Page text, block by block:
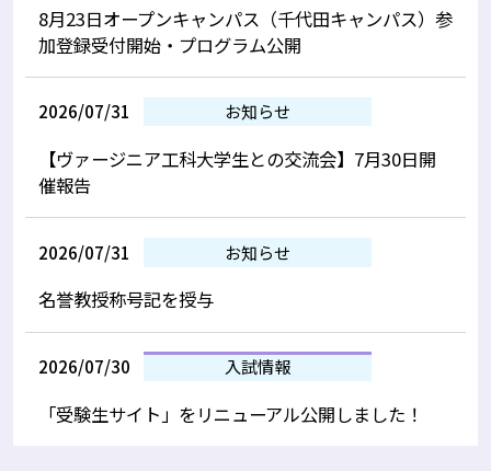
8月23日オープンキャンパス（千代田キャンパス）参
加登録受付開始・プログラム公開
2026/07/31 お知らせ
【ヴァージニア工科大学生との交流会】7月30日開
催報告
2026/07/31 お知らせ
名誉教授称号記を授与
2026/07/30 入試情報
「受験生サイト」をリニューアル公開しました！